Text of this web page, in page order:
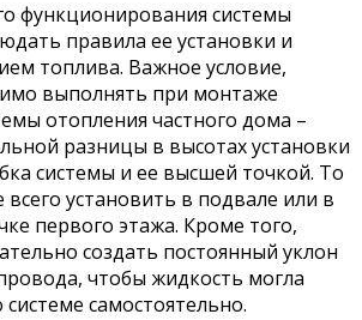
функционирования системы
правила ее установки и
топлива. Важное условие,
выполнять при монтаже
отопления частного дома –
разницы в высотах установки
системы и ее высшей точкой. То
всего установить в подвале или в
первого этажа. Кроме того,
создать постоянный уклон
чтобы жидкость могла
самостоятельно.